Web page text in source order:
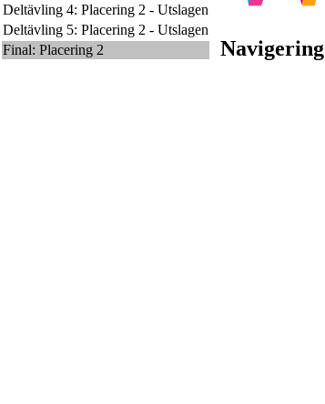
Deltävling 4: Placering 2 - Utslagen
Deltävling 5: Placering 2 - Utslagen
Final: Placering 2 Navigering